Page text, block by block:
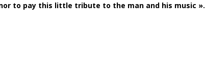
to pay this little tribute to the man and his music ».